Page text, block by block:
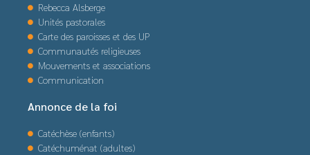
Rebecca Alsberge
Unités pastorales
Carte des paroisses et des UP
Communautés religieuses
Mouvements et associations
Communication
Annonce de la foi
Catéchèse (enfants)
Catéchuménat (adultes)